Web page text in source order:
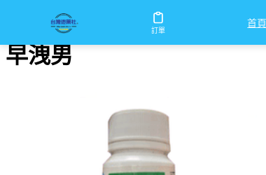
訂單
首頁
早洩男
早洩男